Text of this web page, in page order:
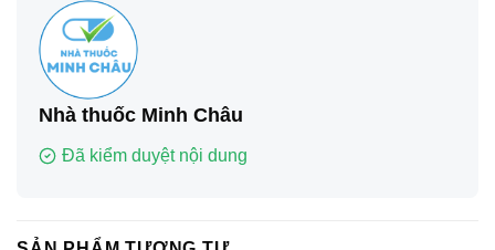
Nhà thuốc Minh Châu
Đã kiểm duyệt nội dung